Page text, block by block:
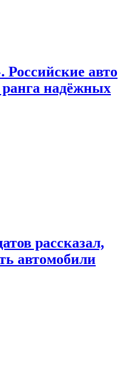
Российские авто
надёжных
рассказал,
автомобили